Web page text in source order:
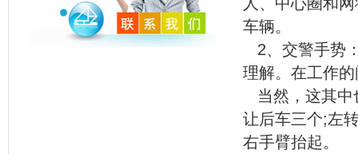
车辆。
2、交警手势
理解。在工作
当然，这其中
让后车三个;左
右手臂抬起。